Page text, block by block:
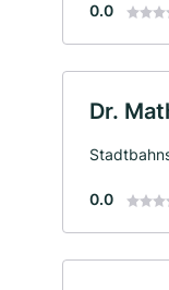
0.0
Dr.
0.0